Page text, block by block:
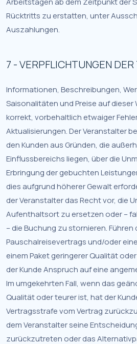
Rücktritts zu erstatten, unter
Auszahlungen.
7 - VERPFLICHTUNGEN
Informationen, Beschreibungen,
Saisonalitäten und Preise auf dieser
korrekt, vorbehaltlich etwaiger
Aktualisierungen. Der Veranstalter
den Kunden aus Gründen, die
Einflussbereichs liegen, über die
Erbringung der gebuchten
dies aufgrund höherer Gewalt
der Veranstalter das Recht vor, die
Aufenthaltsort zu ersetzen oder –
– die Buchung zu stornieren.
Pauschalreisevertrags und/oder
einem Paket geringerer Qualität
der Kunde Anspruch auf eine
Im umgekehrten Fall, wenn das
Qualität oder teurer ist, hat der
Vertragsstrafe vom Vertrag
dem Veranstalter seine
zurückzutreten oder das